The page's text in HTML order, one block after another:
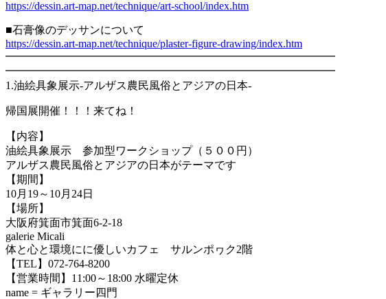
https://dessin.art-map.net/technique/art-school/index.htm
■石膏像のデッサンについて
https://dessin.art-map.net/technique/plaster-figure-drawing/index.htm
━━━━━━━━━━━━━━━━━━━━━━━━━━━━━━
━━━━━━━━━━━━━━━━━━━━━━━━━━━━━━
1.油絵具象展示-アルザス農民風俗とアジアの日本-
帰国展開催！！！来てね！
【内容】
油絵具象展示 参加型ワークショップ（５００円）
アルザス農民風俗とアジアの日本がテーマです
【期間】
10月19～10月24日
【場所】
大阪府箕面市箕面6-2-18
galerie Micali
体と心と環境にに優しいカフェ サルンポヮク2階
【TEL】072-764-8200
【営業時間】11:00～18:00 水曜定休
name = ギャラリー四門